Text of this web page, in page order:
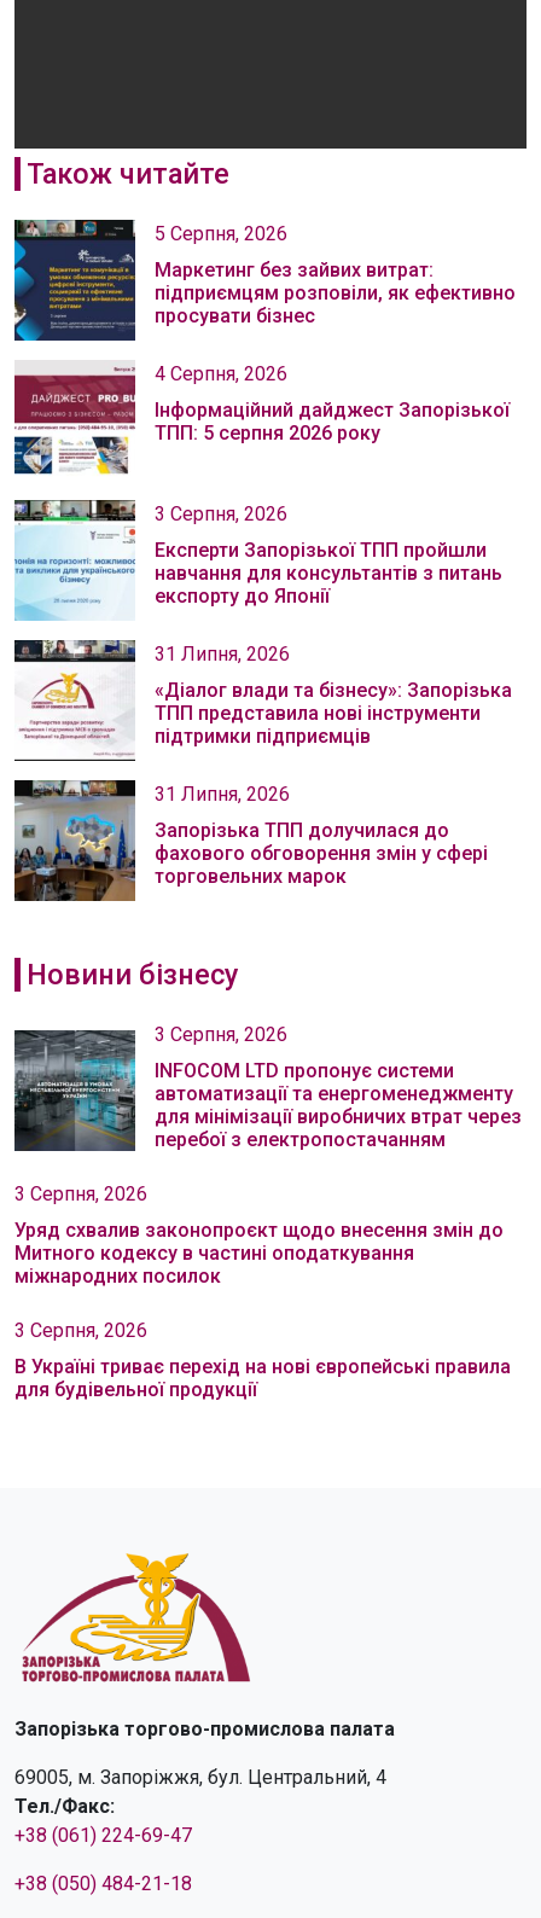
Також читайте
5 Серпня, 2026
Маркетинг без зайвих витрат:
підприємцям розповіли, як ефективно
просувати бізнес
4 Серпня, 2026
Інформаційний дайджест Запорізької
ТПП: 5 серпня 2026 року
3 Серпня, 2026
Експерти Запорізької ТПП пройшли
навчання для консультантів з питань
експорту до Японії
31 Липня, 2026
«Діалог влади та бізнесу»: Запорізька
ТПП представила нові інструменти
підтримки підприємців
31 Липня, 2026
Запорізька ТПП долучилася до
фахового обговорення змін у сфері
торговельних марок
Новини бізнесу
3 Серпня, 2026
INFOCOM LTD пропонує системи
автоматизації та енергоменеджменту
для мінімізації виробничих втрат через
перебої з електропостачанням
3 Серпня, 2026
Уряд схвалив законопроєкт щодо внесення змін до
Митного кодексу в частині оподаткування
міжнародних посилок
3 Серпня, 2026
В Україні триває перехід на нові європейські правила
для будівельної продукції
Запорізька торгово-промислова палата
69005, м. Запоріжжя, бул. Центральний, 4
Тел./Факс:
+38 (061) 224-69-47
+38 (050) 484-21-18